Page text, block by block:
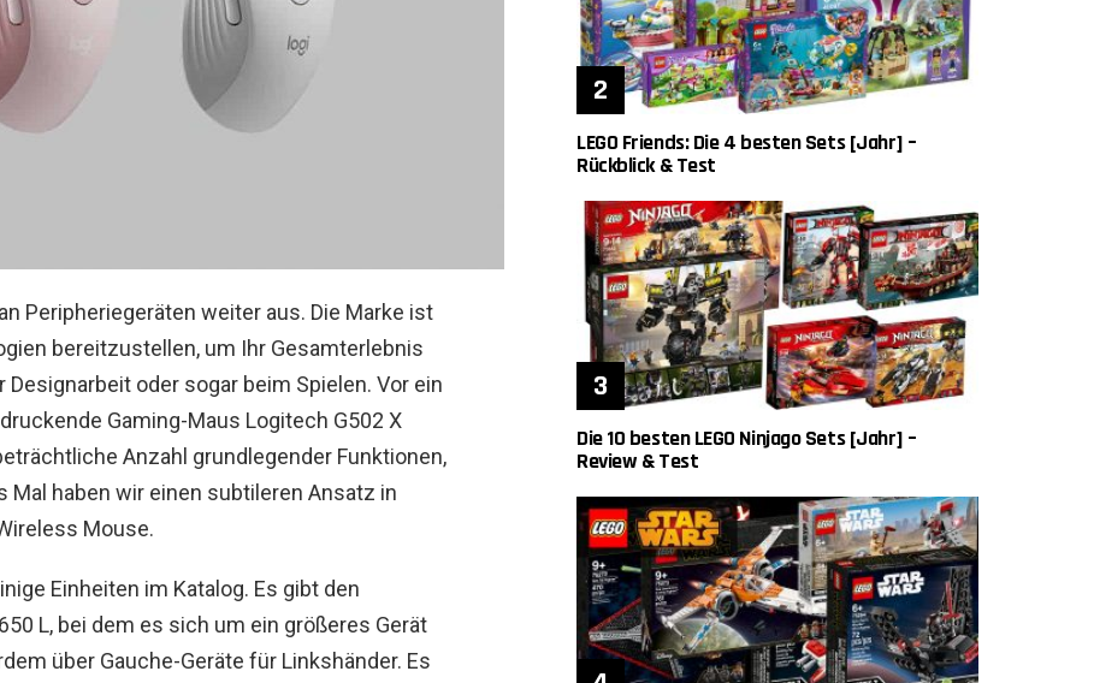
Peripheriegeräten weiter aus. Die Marke ist
bereitzustellen, um Ihr Gesamterlebnis
oder sogar beim Spielen. Vor ein
Gaming-Maus Logitech G502 X
Anzahl grundlegender Funktionen,
Mal haben wir einen subtileren Ansatz in
Mouse.
Einheiten im Katalog. Es gibt den
L, bei dem es sich um ein größeres Gerät
über Gauche-Geräte für Linkshänder. Es
LEGO Friends: Die 4 besten Sets [Jahr] –
Rückblick & Test
Die 10 besten LEGO Ninjago Sets [Jahr] –
Review & Test